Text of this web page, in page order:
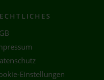
Einstellungen